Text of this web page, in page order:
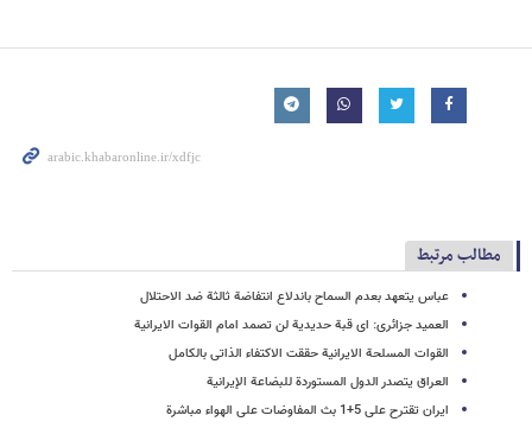
مطالب مرتبط
عباس یتعهد بعدم السماح باندلاع انتفاضة ثالثة ضد الاحتلال
العمید جزائری: ای قبة حدیدیة لن تصمد امام القوات الایرانیة
القوات المسلحة الایرانیة حققت الاکتفاء الذاتی بالکامل
العراق یتصدر الدول المستوردة للبضاعة الإیرانیة
ایران تقترح على 5+1 بث المفاوضات على الهواء مباشرة